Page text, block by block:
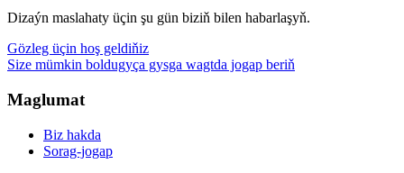
Dizaýn maslahaty üçin şu gün biziň bilen habarlaşyň.
Gözleg üçin hoş geldiňiz
Size mümkin boldugyça gysga wagtda jogap beriň
Maglumat
Biz hakda
Sorag-jogap